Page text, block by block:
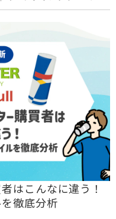
はこんなに違う！
徹底分析